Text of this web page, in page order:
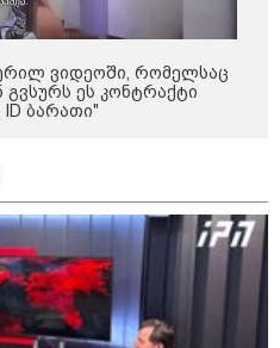
ჩაბნელდა საქართველო
საბოტაჟი, ტექნიკური
თუ
-
თვალჭრელიძის ანალიზი
ვიდეოში, რომელსაც
გვსურს ეს კონტრაქტი
ბარათი"